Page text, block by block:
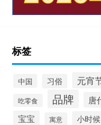
标签
中国 习俗 元宵
吃零食 品牌 唐
宝宝 寓意 小时候